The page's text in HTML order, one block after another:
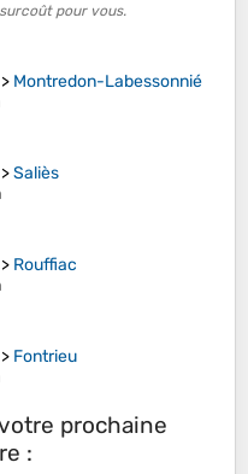
pour vous.
> Montredon-Labessonnié
>Saliès
> Rouffiac
> Fontrieu
prochaine
: